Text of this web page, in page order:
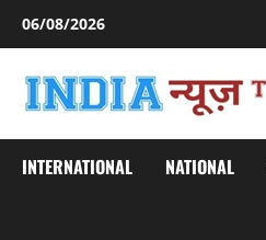
06/08/2026
INTERNATIONAL NATIONAL